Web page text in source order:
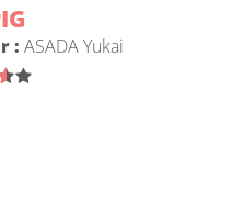
: ASADA Yukai